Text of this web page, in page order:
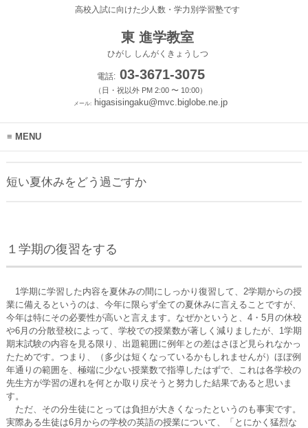
高校入試に向けた少人数・学力別学習塾です
東 進学教室
ひがし しんがくきょうしつ
電話:03-3671-3075
（日・祝以外 PM 2:00 〜 10:00）
メール: higasisingaku@mvc.biglobe.ne.jp
MENU
短い夏休みをどう過ごすか
１学期の復習をする
1学期に学習した内容を夏休みの間にしっかり復習して、2学期からの授
業に備えるというのは、今年に限らず全ての夏休みに言えることですが、
今年は特にその必要性が高いと言えます。なぜかというと、4・5月の休校
や6月の分散登校によって、学校での授業数が著しく減りましたが、1学期
期末試験の内容を見る限り、出題範囲に例年との差はさほど見られなかっ
たためです。つまり、（多少は短くなっているかもしれませんが）ほぼ例
年通りの範囲を、極端に少ない授業数で指導したはずで、これは各学校の
先生方が学習の遅れを何とか取り戻そうと努力した結果であると思いま
す。
ただ、その分生徒にとっては負担が大きくなったというのも事実です。
実際ある生徒は6月からの学校の英語の授業について、「とにかく猛烈な